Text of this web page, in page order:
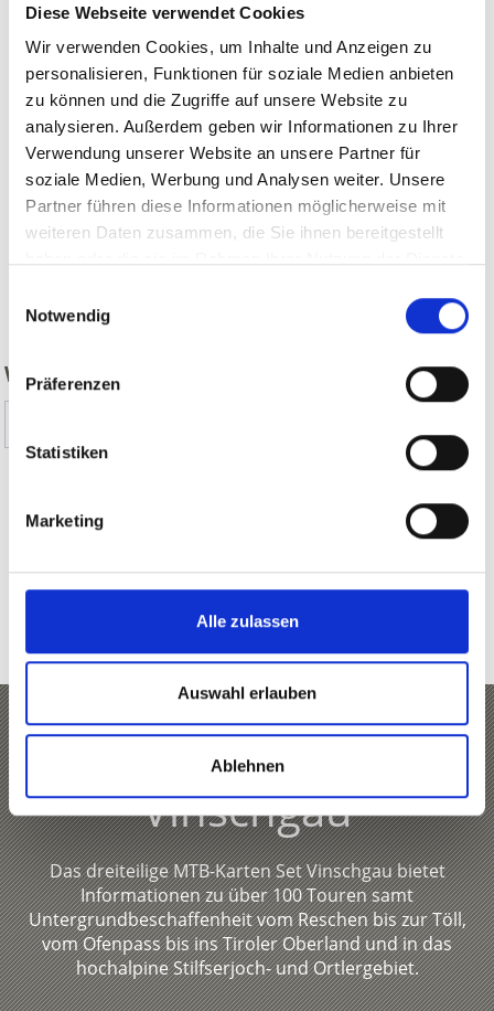
Diese Webseite verwendet Cookies
Wir verwenden Cookies, um Inhalte und Anzeigen zu
personalisieren, Funktionen für soziale Medien anbieten
zu können und die Zugriffe auf unsere Website zu
analysieren. Außerdem geben wir Informationen zu Ihrer
Verwendung unserer Website an unsere Partner für
soziale Medien, Werbung und Analysen weiter. Unsere
Partner führen diese Informationen möglicherweise mit
weiteren Daten zusammen, die Sie ihnen bereitgestellt
Notwendig
Präferenzen
Statistiken
Marketing
Alle zulassen
Auswahl erlauben
Ablehnen
WAR DER INHALT FÜR SIE HILFREICH?
TRAILS UND MOUNTAINBIKE-TOUREN RUND
WEITERE MOUNTAINBIKE-TOUREN IM
VINSCHGAU AUF KARTE ANZEIGEN
MTB-Karten Set
Vinschgau
Das dreiteilige MTB-Karten Set Vinschgau bietet
Informationen zu über 100 Touren samt
Untergrundbeschaffenheit vom Reschen bis zur Töll,
vom Ofenpass bis ins Tiroler Oberland und in das
hochalpine Stilfserjoch- und Ortlergebiet.